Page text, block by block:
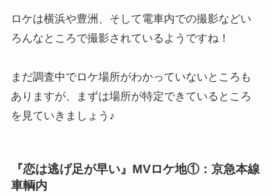
ロケは横浜や豊洲、そして電車内での撮影などい
ろんなところで撮影されているようですね！
まだ調査中でロケ場所がわかっていないところも
ありますが、まずは場所が特定できているところ
を見ていきましょう♪
『恋は逃げ足が早い』MVロケ地①：京急本線
車輌内